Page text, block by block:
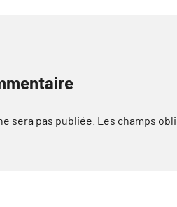
sera pas publiée. Les champs